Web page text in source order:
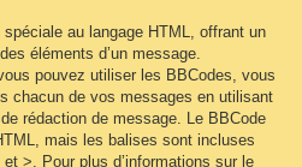
au langage HTML, offrant un
éléments d’un message.
pouvez utiliser les BBCodes, vous
chacun de vos messages en utilisant
rédaction de message. Le BBCode
mais les balises sont incluses
>. Pour plus d’informations sur le